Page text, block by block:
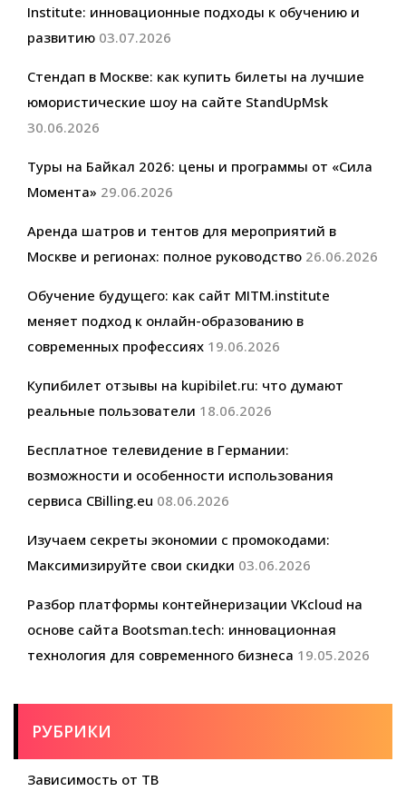
Institute: инновационные подходы к обучению и
развитию 03.07.2026
Стендап в Москве: как купить билеты на лучшие
юмористические шоу на сайте StandUpMsk
30.06.2026
Туры на Байкал 2026: цены и программы от «Сила
Момента» 29.06.2026
Аренда шатров и тентов для мероприятий в
Москве и регионах: полное руководство 26.06.2026
Обучение будущего: как сайт MITM.institute
меняет подход к онлайн-образованию в
современных профессиях 19.06.2026
Купибилет отзывы на kupibilet.ru: что думают
реальные пользователи 18.06.2026
Бесплатное телевидение в Германии:
возможности и особенности использования
сервиса CBilling.eu 08.06.2026
Изучаем секреты экономии с промокодами:
Максимизируйте свои скидки 03.06.2026
Разбор платформы контейнеризации VKcloud на
основе сайта Bootsman.tech: инновационная
технология для современного бизнеса 19.05.2026
РУБРИКИ
Зависимость от ТВ